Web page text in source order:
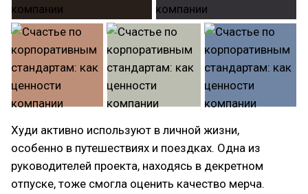
Худи активно используют в личной жизни,
особенно в путешествиях и поездках. Одна из
руководителей проекта, находясь в декретном
отпуске, тоже смогла оценить качество мерча.